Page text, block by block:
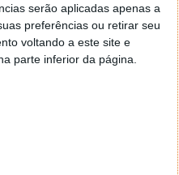
serão aplicadas apenas a
preferências ou retirar seu
voltando a este site e
parte inferior da página.